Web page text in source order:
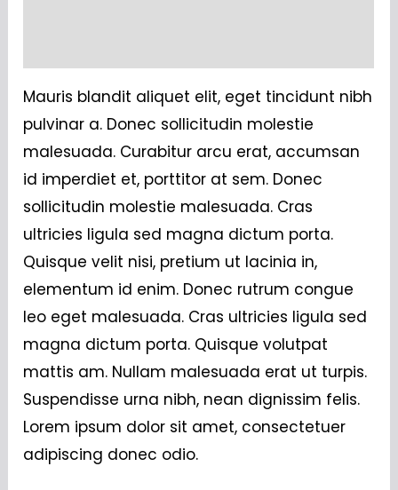
Mauris blandit aliquet elit, eget tincidunt nibh
pulvinar a. Donec sollicitudin molestie
malesuada. Curabitur arcu erat, accumsan
id imperdiet et, porttitor at sem. Donec
sollicitudin molestie malesuada. Cras
ultricies ligula sed magna dictum porta.
Quisque velit nisi, pretium ut lacinia in,
elementum id enim. Donec rutrum congue
leo eget malesuada. Cras ultricies ligula sed
magna dictum porta. Quisque volutpat
mattis am. Nullam malesuada erat ut turpis.
Suspendisse urna nibh, nean dignissim felis.
Lorem ipsum dolor sit amet, consectetuer
adipiscing donec odio.